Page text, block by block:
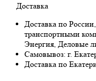
Доставка
Доставка по
транспортными
Энергия, Деловые
Самовывоз: г.
Доставка по